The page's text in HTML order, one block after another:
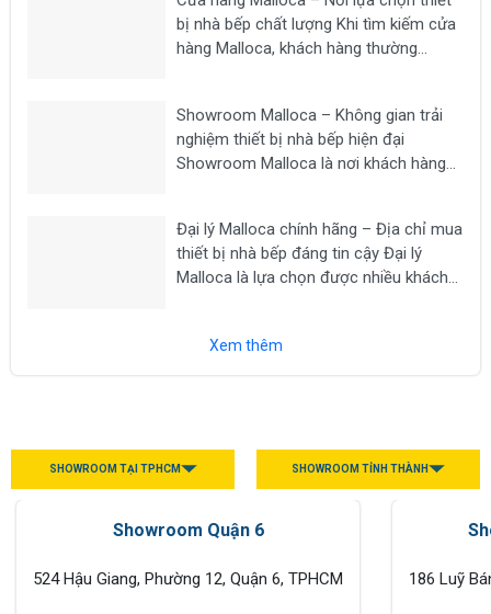
máy hút mùi, lò nướng,...
bị nhà bếp chất lượng Khi tìm kiếm cửa
hàng Malloca, khách hàng thường
như bếp từ, máy hút...
Showroom Malloca – Không gian trải
nghiệm thiết bị nhà bếp hiện đại
Showroom Malloca là nơi khách hàng
máy hút mùi, lò nướng, lò vi sóng, máy...
Đại lý Malloca chính hãng – Địa chỉ mua
thiết bị nhà bếp đáng tin cậy Đại lý
Malloca là lựa chọn được nhiều khách
máy hút...
Xem thêm
SHOWROOM TẠI TPHCM SHOWROOM TỈNH THÀNH
Showroom Quận 6
524 Hậu Giang, Phường 12, Quận 6, TPHCM 186 Luỹ